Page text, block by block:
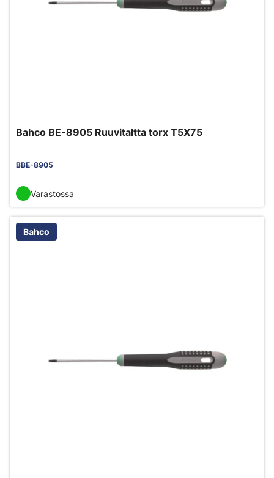
Bahco BE-8905 Ruuvitaltta torx T5X75
BBE-8905
Varastossa
Bahco